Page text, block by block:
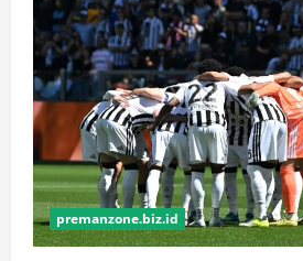
premanzone.biz.id